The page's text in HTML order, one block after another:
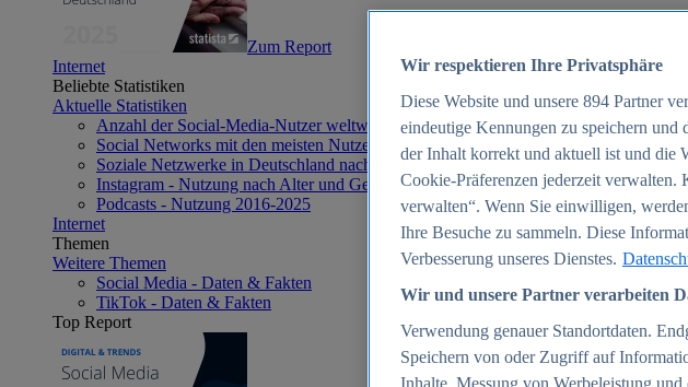
Zum Report
Internet
Beliebte Statistiken
Aktuelle Statistiken
Anzahl der Social-Media-Nutzer weltweit 2012-2025
Social Networks mit den meisten Nutzern weltweit 2025
Soziale Netzwerke in Deutschland nach Generationen 2025
Instagram - Nutzung nach Alter und Geschlecht in Deutschland 2025
Podcasts - Nutzung 2016-2025
Internet
Themen
Weitere Themen
Social Media - Daten & Fakten
TikTok - Daten & Fakten
Top Report
Wir respektieren Ihre Privatsphäre
Diese Website und unsere 894 Partner
eindeutige Kennungen zu speichern und
der Inhalt korrekt und aktuell ist und die
Cookie-Präferenzen jederzeit verwalten.
verwalten“. Wenn Sie einwilligen,
Ihre Besuche zu sammeln. Diese
Verbesserung unseres Dienstes.
Wir und unsere Partner verarbeiten
Verwendung genauer Standortdaten.
Speichern von oder Zugriff auf
Inhalte, Messung von Werbeleistung